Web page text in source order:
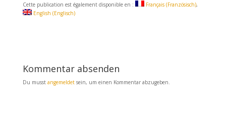
c
e
b
a
i
l
i
l
e
Cette publication est également disponible en : Français(Französisch)
English (Englisch)
Kommentar absenden
Du musst angemeldetsein, um einen Kommentar abzugeben.